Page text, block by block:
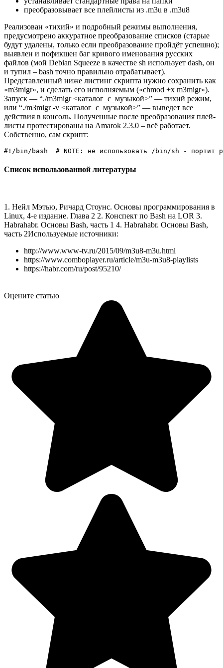
преобразовывает все плейлисты из .m3u в .m3u8
Реализован «тихий» и подробный режимы выполнения,
предусмотрено аккуратное преобразование списков (старые
будут удалены, только если преобразование пройдёт успешно);
выявлен и пофикшен баг кривого именования русских
файлов (мой Debian Squeeze в качестве sh использует dash, он
и тупил – bash точно правильно отрабатывает).
Представленный ниже листинг скрипта нужно сохранить как
«m3migr», и сделать его исполняемым («chmod +x m3migr»).
Запуск — “./m3migr <каталог_с_музыкой>” — тихий режим,
или “./m3migr -v <каталог_с_музыкой>” — выведет все
действия в консоль. Полученные после преобразования плей-
листы протестированы на Amarok 2.3.0 – всё работает.
Собственно, сам скрипт:
#!/bin/bash  # NOTE: не использовать /bin/sh -
Список использованной литературы
1. Нейл Мэтью, Ричард Стоунс. Основы программирования в
Linux, 4-е издание. Глава 2 2. Конспект по Bash на LOR 3.
Habrahabr. Основы Bash, часть 1 4. Habrahabr. Основы Bash,
часть 2Используемые источники:
http://www.www-tv.ru/2015/09/m3u8-m3u.html
https://www.comboplayer.ru/article/m3u-m3u8-playlists
https://habr.com/ru/post/95210/
Оцените статью